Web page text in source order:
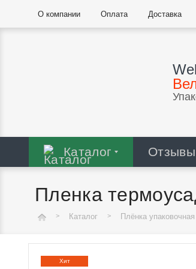
О компании Оплата Доставка
Каталог Отзывы
Пленка
Каталог Плёнка упаковочная
Хит